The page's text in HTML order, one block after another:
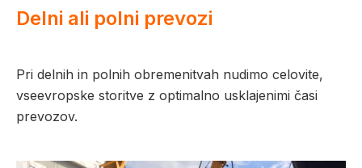
Delni ali polni prevozi
Pri delnih in polnih obremenitvah nudimo celovite,
vseevropske storitve z optimalno usklajenimi časi
prevozov.